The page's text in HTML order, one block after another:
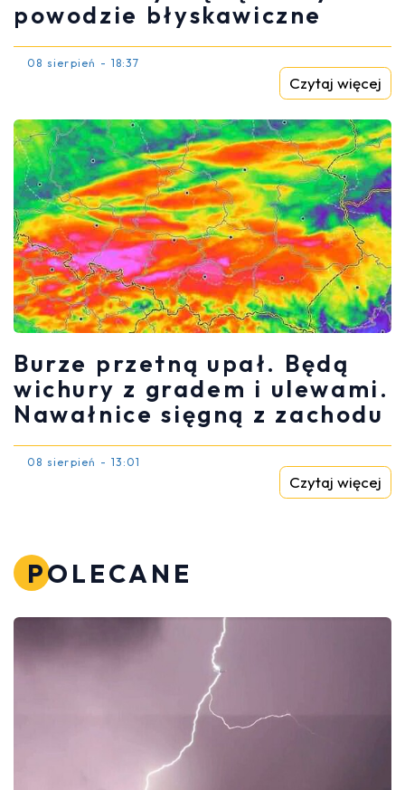
powodzie błyskawiczne
08 sierpień - 18:37
Czytaj więcej
Burze przetną upał. Będą
wichury z gradem i ulewami.
Nawałnice sięgną z zachodu
08 sierpień - 13:01
Czytaj więcej
POLECANE